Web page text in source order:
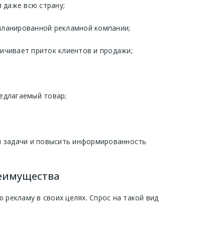
всю страну;
рекламной компании;
приток клиентов и продажи;
товар;
и повысить информированность
в своих целях. Спрос на такой вид